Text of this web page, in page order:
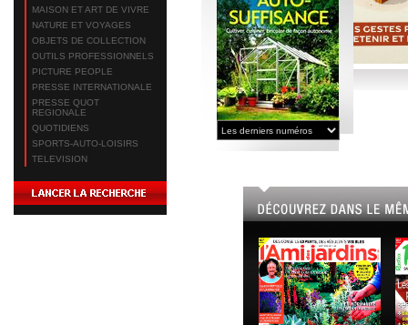
MAISON ET ART DE VIVRE
NATURE ET VOYAGES
OBJETS DE COLLECTION
OUTILS PROFESSIONNELS
PICTURE PEOPLE
PRESSE INTERNATIONALE
PRESSE QUOT
REGIONALE
QUOTIDIENS
SPORTS-AUTO-LOISIRS
TELEVISION